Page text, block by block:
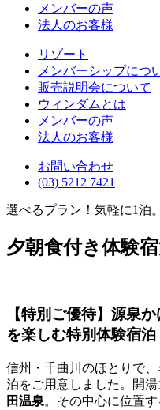
メンバーの声
法人のお客様
リゾート
メンバーシップにつ
販売説明会について
ウィンダムとは
メンバーの声
法人のお客様
お問い合わせ
(03) 5212 7421
選べるプラン！気軽に1泊
夕朝食付き体験
【特別ご優待】源泉
を楽しむ特別体験宿泊
信州・千曲川のほとりで
泊をご用意しました。開
田温泉。その中心に位置